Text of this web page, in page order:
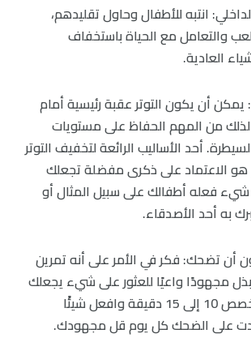
انتبه للأطفال وحاول تقليدهم،
والتعامل مع الحياة باستخفاف
العادية.
أن يكون التوتر عقبة رئيسية أمام
من المهم الحفاظ على مستويات
أحد الأساليب الرائعة لتخفيف التوتر
هو الاعتماد على ذكرى مفضلة تجعلك
شيء فعله أطفالك على سبيل المثال أو
به أحد الأصدقاء.
أن تضحك: فكر في الأمر على أنه تمرين
مجهودًا واعيًا للعثور على شيء يجعلك
تضحك كل يوم. خصص 10 إلى 15 دقيقة وافعل شيئًا
على الضحك كل يوم قل مجهودك.